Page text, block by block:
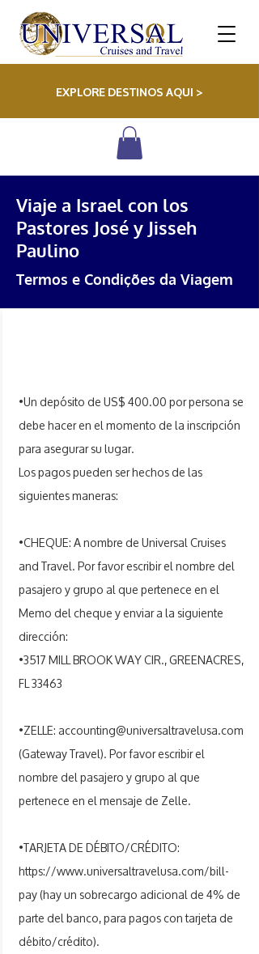
EXPLORE DESTINOS AQUI >
Viaje a Israel con los
Pastores José y Jisseh
Paulino
Termos e Condições da Viagem
•Un depósito de US$ 400.00 por persona se
debe hacer en el momento de la inscripción
para asegurar su lugar.
Los pagos pueden ser hechos de las
siguientes maneras:
•CHEQUE: A nombre de Universal Cruises
and Travel. Por favor escribir el nombre del
pasajero y grupo al que pertenece en el
Memo del cheque y enviar a la siguiente
dirección:
•3517 MILL BROOK WAY CIR., GREENACRES,
FL 33463
•ZELLE:accounting@universaltravelusa.com
(Gateway Travel). Por favor escribir el
nombre del pasajero y grupo al que
pertenece en el mensaje de Zelle.
•TARJETA DE DÉBITO/CRÉDITO:
https://www.universaltravelusa.com/bill-
pay(hay un sobrecargo adicional de 4% de
parte del banco, para pagos con tarjeta de
débito/crédito).